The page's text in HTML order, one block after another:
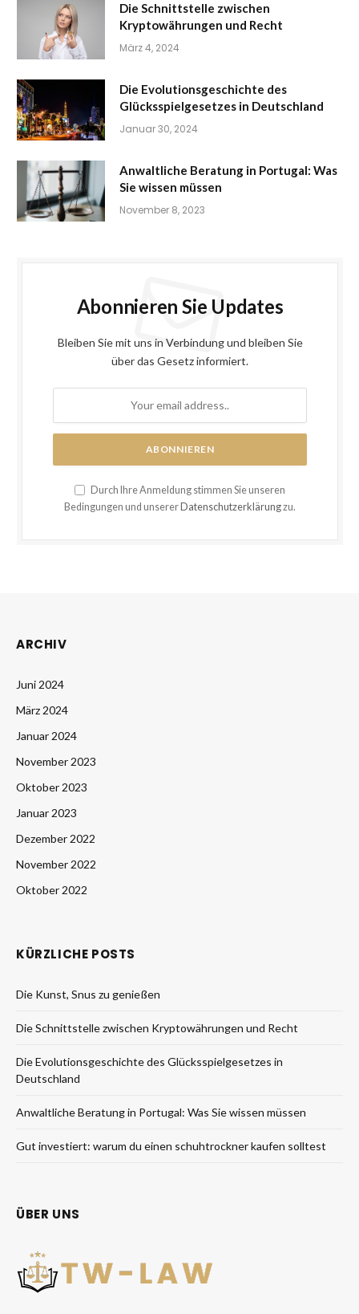
Die Schnittstelle zwischen
Kryptowährungen und Recht
März 4, 2024
Die Evolutionsgeschichte des
Glücksspielgesetzes in Deutschland
Januar 30, 2024
Anwaltliche Beratung in Portugal: Was
Sie wissen müssen
November 8, 2023
Abonnieren Sie Updates
Bleiben Sie mit uns in Verbindung und bleiben Sie
über das Gesetz informiert.
Durch Ihre Anmeldung stimmen Sie unseren
Bedingungen und unsererDatenschutzerklärungzu.
ARCHIV
Juni 2024
März 2024
Januar 2024
November 2023
Oktober 2023
Januar 2023
Dezember 2022
November 2022
Oktober 2022
KÜRZLICHE POSTS
Die Kunst, Snus zu genießen
Die Schnittstelle zwischen Kryptowährungen und Recht
Die Evolutionsgeschichte des Glücksspielgesetzes in
Deutschland
Anwaltliche Beratung in Portugal: Was Sie wissen müssen
Gut investiert: warum du einen schuhtrockner kaufen solltest
ÜBER UNS